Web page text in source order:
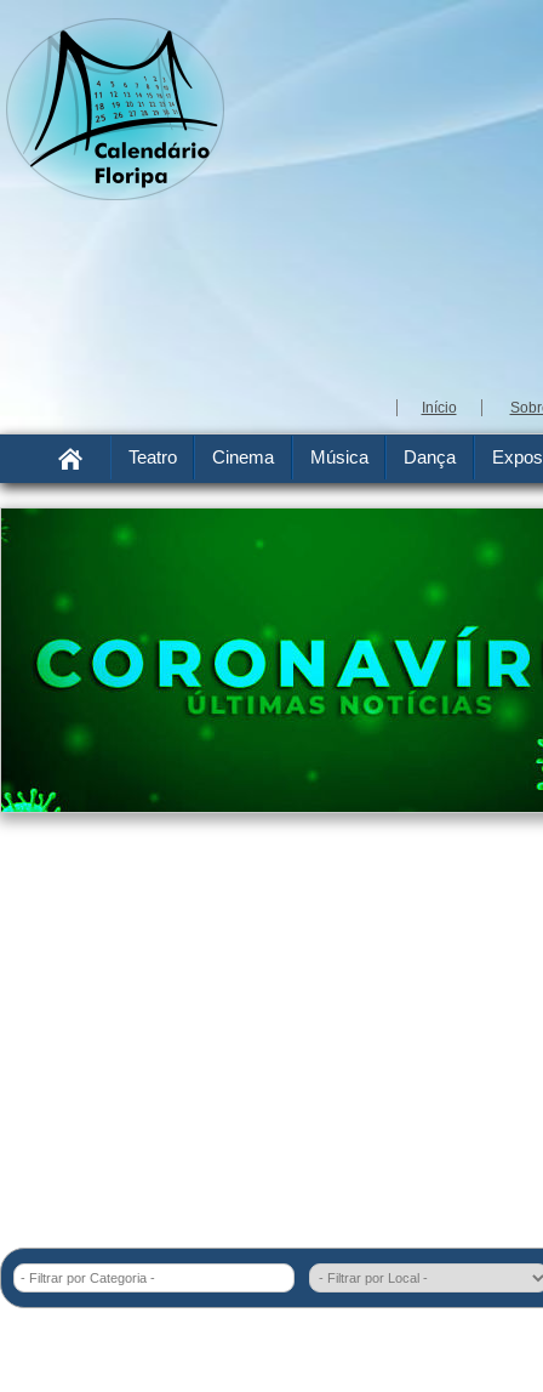
Início
Teatro Cinema Música Dança
- Filtrar por Categoria -